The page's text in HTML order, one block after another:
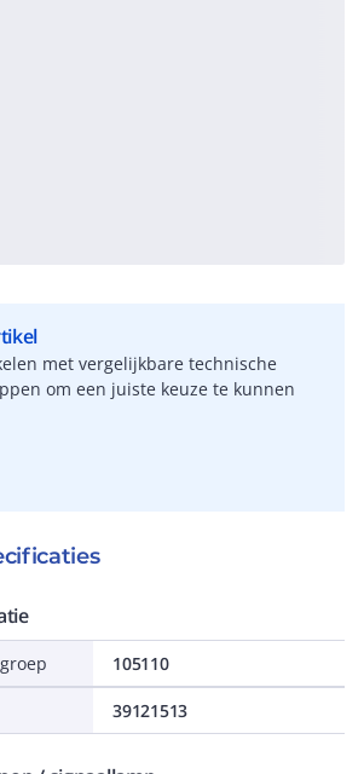
met vergelijkbare technische
om een juiste keuze te kunnen
105110
39121513